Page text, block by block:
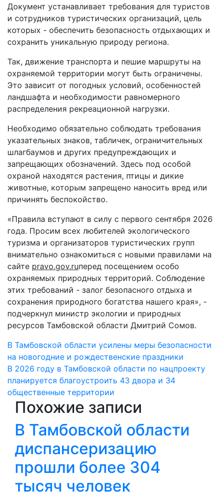
Документ устанавливает требования для туристов
и сотрудников туристических организаций, цель
которых - обеспечить безопасность отдыхающих и
сохранить уникальную природу региона.
Так, движение транспорта и пешие маршруты на
охраняемой территории могут быть ограничены.
Это зависит от погодных условий, особенностей
ландшафта и необходимости равномерного
распределения рекреационной нагрузки.
Необходимо обязательно соблюдать требования
указательных знаков, табличек, ограничительных
шлагбаумов и других предупреждающих и
запрещающих обозначений. Здесь под особой
охраной находятся растения, птицы и дикие
животные, которым запрещено наносить вред или
причинять беспокойство.
«Правила вступают в силу с первого сентября 2026
года. Просим всех любителей экологического
туризма и организаторов туристических групп
внимательно ознакомиться с новыми правилами на
сайте pravo.gov.ruперед посещением особо
охраняемых природных территорий. Соблюдение
этих требований - залог безопасного отдыха и
сохранения природного богатства нашего края», -
подчеркнул министр экологии и природных
ресурсов Тамбовской области Дмитрий Сомов.
Навигация
по
записям
В Тамбовской области усилены меры безопасности
на новогодние и рождественские праздники
В 2026 году в Тамбовской области по нацпроекту
планируется благоустроить 43 двора и 34
общественные территории
Похожие записи
В Тамбовской области
диспансеризацию
прошли более 304
тысяч человек